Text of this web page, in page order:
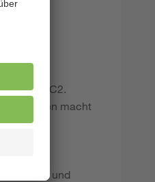
C2.
macht
und